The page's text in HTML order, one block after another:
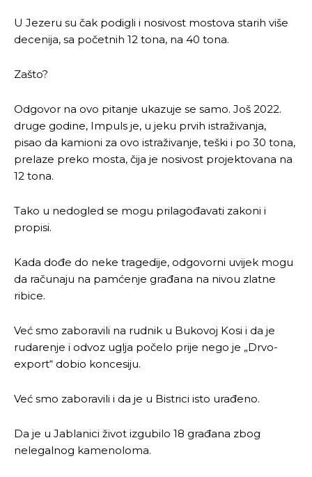
U Jezeru su čak podigli i nosivost mostova starih više
decenija, sa početnih 12 tona, na 40 tona.
Zašto?
Odgovor na ovo pitanje ukazuje se samo. Još 2022.
druge godine, Impuls je, u jeku prvih istraživanja,
pisao da kamioni za ovo istraživanje, teški i po 30 tona,
prelaze preko mosta, čija je nosivost projektovana na
12 tona.
Tako u nedogled se mogu prilagođavati zakoni i
propisi.
Kada dođe do neke tragedije, odgovorni uvijek mogu
da računaju na pamćenje građana na nivou zlatne
ribice.
Već smo zaboravili na rudnik u Bukovoj Kosi i da je
rudarenje i odvoz uglja počelo prije nego je „Drvo-
export“ dobio koncesiju.
Već smo zaboravili i da je u Bistrici isto urađeno.
Da je u Jablanici život izgubilo 18 građana zbog
nelegalnog kamenoloma.